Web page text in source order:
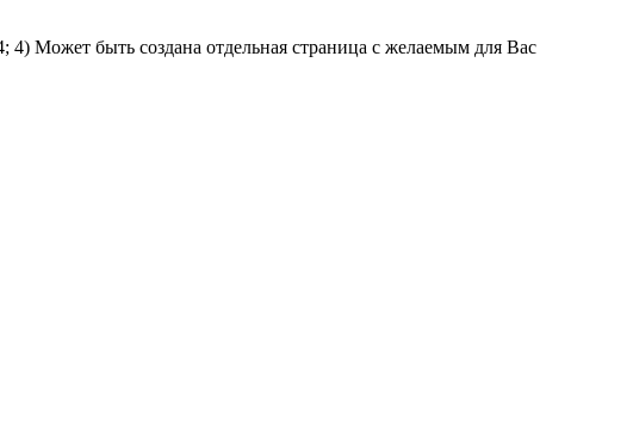
Может быть создана отдельная страница с желаемым для Вас